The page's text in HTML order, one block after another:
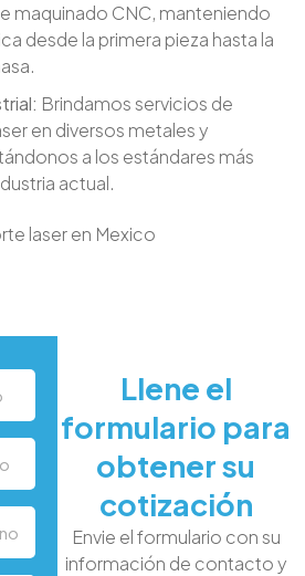
maquinado CNC, manteniendo
desde la primera pieza hasta la
Brindamos servicios de
en diversos metales y
a los estándares más
actual.
Llene el
formulario para
obtener su
cotización
Envie el formulario con su
información de contacto y